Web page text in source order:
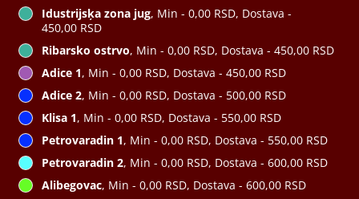
Idustrijsķa zona jug, Min - 0,00 RSD, Dostava -
450,00 RSD
Ribarsko ostrvo, Min - 0,00 RSD, Dostava - 450,00 RSD
Adice 1, Min - 0,00 RSD, Dostava - 450,00 RSD
Adice 2, Min - 0,00 RSD, Dostava - 500,00 RSD
Klisa 1, Min - 0,00 RSD, Dostava - 550,00 RSD
Petrovaradin 1, Min - 0,00 RSD, Dostava - 550,00 RSD
Petrovaradin 2, Min - 0,00 RSD, Dostava - 600,00 RSD
Alibegovac, Min - 0,00 RSD, Dostava - 600,00 RSD